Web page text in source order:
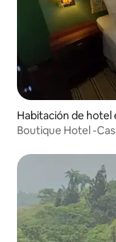
Habitación de hotel
Boutique Hotel -